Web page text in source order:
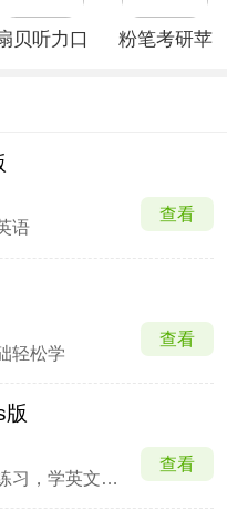
贝听力口
粉笔考研苹
语
查看
轻松学
查看
版
每日英语听力口语练习，学英文更高效
查看